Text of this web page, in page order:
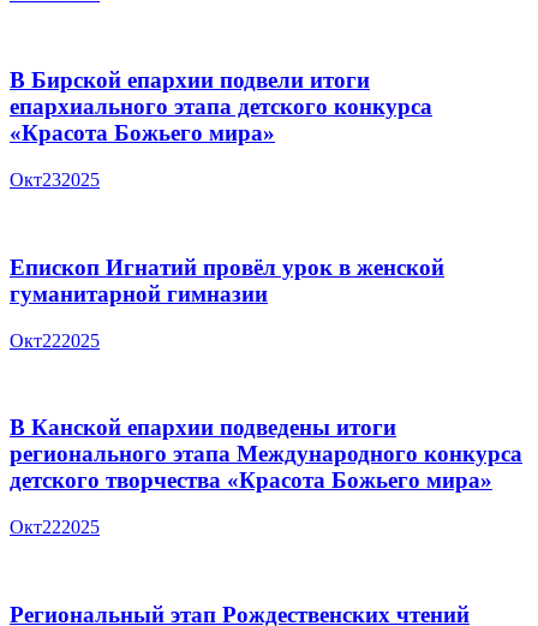
В Бирской епархии подвели итоги
епархиального этапа детского конкурса
«Красота Божьего мира»
Окт232025
Епископ Игнатий провёл урок в женской
гуманитарной гимназии
Окт222025
В Канской епархии подведены итоги
регионального этапа Международного конкурса
детского творчества «Красота Божьего мира»
Окт222025
Региональный этап Рождественских чтений